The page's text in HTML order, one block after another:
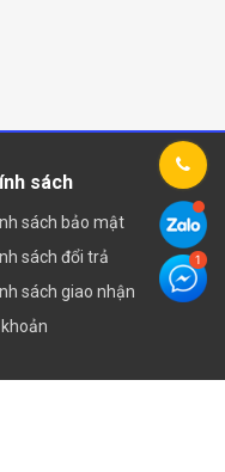
sách
sách bảo mật
sách đổi trả
sách giao nhận